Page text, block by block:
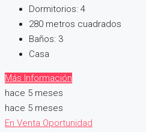
Dormitorios: 4
280 metros cuadrados
Baños: 3
Casa
Más Información
hace 5 meses
hace 5 meses
En Venta Oportunidad